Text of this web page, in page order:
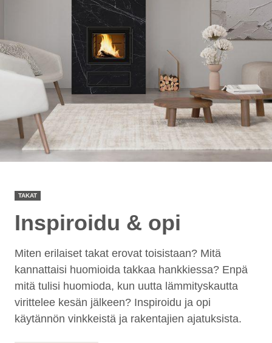
TAKAT
Inspiroidu & opi
Miten erilaiset takat erovat toisistaan? Mitä
kannattaisi huomioida takkaa hankkiessa? Enpä
mitä tulisi huomioda, kun uutta lämmityskautta
virittelee kesän jälkeen? Inspiroidu ja opi
käytännön vinkkeistä ja rakentajien ajatuksista.